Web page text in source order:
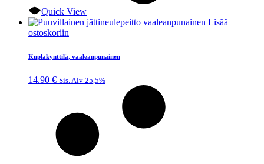
Quick View
Lisää
ostoskoriin
Kuplakynttilä, vaaleanpunainen
14.90 € Sis. Alv 25,5%